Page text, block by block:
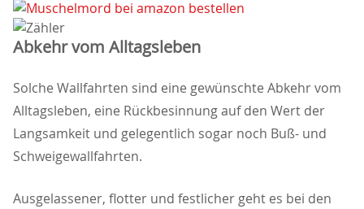
Abkehr vom Alltagsleben
Solche Wallfahrten sind eine gewünschte Abkehr vom
Alltagsleben, eine Rückbesinnung auf den Wert der
Langsamkeit und gelegentlich sogar noch Buß- und
Schweigewallfahrten.
Ausgelassener, flotter und festlicher geht es bei den